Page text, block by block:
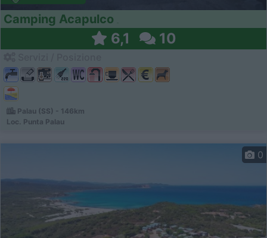
Camping Acapulco
6,1 10
Palau (SS) - 146km
Loc. Punta Palau
0